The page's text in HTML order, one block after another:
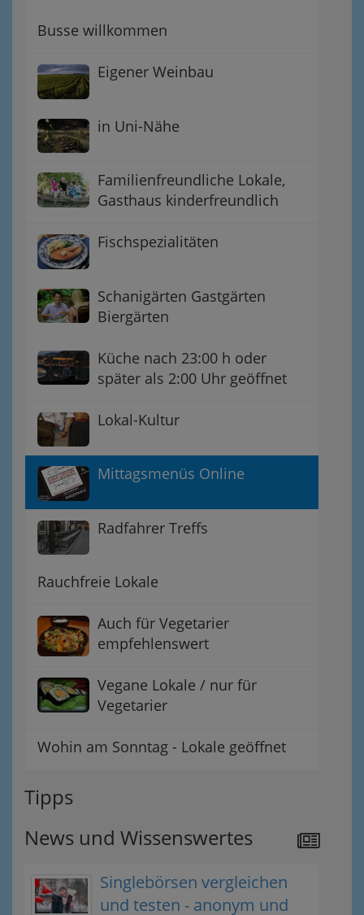
Busse willkommen
Eigener Weinbau
in Uni-Nähe
Familienfreundliche Lokale,
Gasthaus kinderfreundlich
Fischspezialitäten
Schanigärten Gastgärten
Biergärten
Küche nach 23:00 h oder
später als 2:00 Uhr geöffnet
Lokal-Kultur
Mittagsmenüs Online
Radfahrer Treffs
Rauchfreie Lokale
Auch für Vegetarier
empfehlenswert
Vegane Lokale / nur für
Vegetarier
Wohin am Sonntag - Lokale geöffnet
Tipps
News und Wissenswertes
Singlebörsen vergleichen
und testen - anonym und